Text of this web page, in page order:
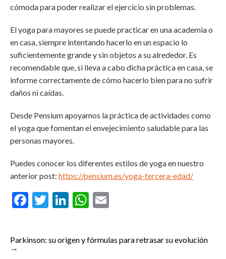
cómoda para poder realizar el ejercicio sin problemas.
El yoga para mayores se puede practicar en una academia o
en casa, siempre intentando hacerlo en un espacio lo
suficientemente grande y sin objetos a su alrededor. Es
recomendable que, si lleva a cabo dicha práctica en casa, se
informe correctamente de cómo hacerlo bien para no sufrir
daños ni caídas.
Desde Pensium apoyamos la práctica de actividades como
el yoga que fomentan el envejecimiento saludable para las
personas mayores.
Puedes conocer los diferentes estilos de yoga en nuestro
anterior post: https://pensium.es/yoga-tercera-edad/
Facebook
Twitter
LinkedIn
WhatsApp
Parkinson: su origen y fórmulas para retrasar su evolución
→